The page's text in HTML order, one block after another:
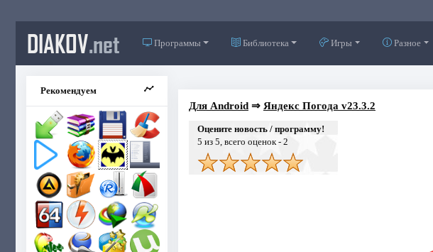
DIAKOV.net Программы Библиотека Игры Разное
Рекомендуем
Для Android⇒ Яндекс Погода v23.3.2
Оцените новость / программу!
5 из 5, всего оценок - 2